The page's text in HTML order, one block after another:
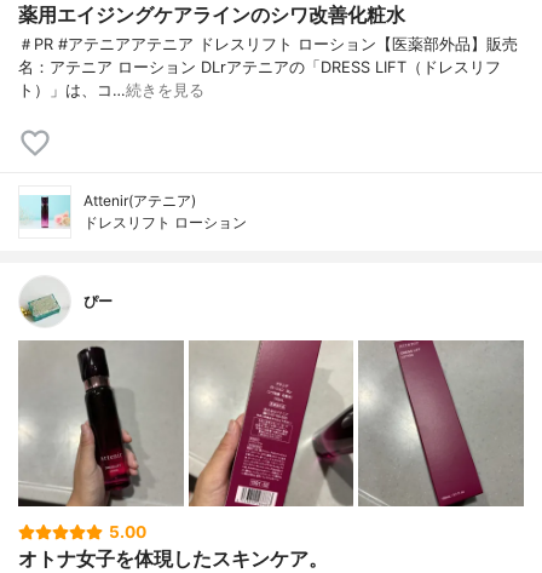
薬用エイジングケアラインのシワ改善化粧水
＃PR #アテニアアテニア ドレスリフト ローション【医薬部外品】販売
名：アテニア ローション DLrアテニアの「DRESS LIFT（ドレスリフ
ト）」は、コ…続きを見る
Attenir(アテニア)
ドレスリフト ローション
ぴー
5.00
オトナ女子を体現したスキンケア。